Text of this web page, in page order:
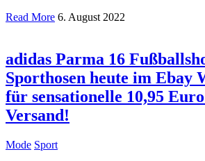
Read More 6. August 2022
adidas Parma 16
Sporthosen heute im Ebay
für sensationelle 10,95
Versand!
Mode Sport